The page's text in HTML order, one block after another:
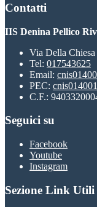
Contatti
IIS Denina Pellico
Via Della
Tel: 017543625
Email:
PEC:
C.F.:
Seguici su
Facebook
Youtube
Instagram
Sezione Link Utili